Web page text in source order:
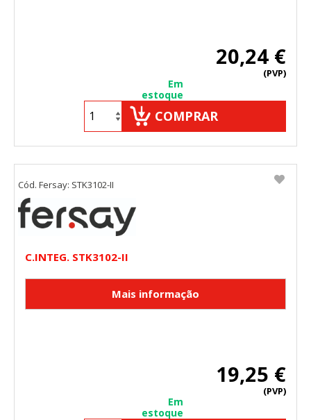
20,24 €
(PVP)
Em
estoque
COMPRAR
C.INTEG. STK3102-II
19,25 €
(PVP)
Em
estoque
Cód. Fersay: STK3102-II